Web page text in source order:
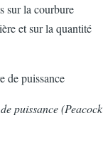
sur la courbure
et sur la quantité
puissance (Peacock